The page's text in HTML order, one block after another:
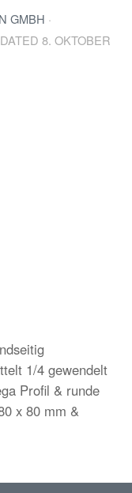
GMBH ·
8. OKTOBER
1/4 gewendelt
Profil & runde
x 80 mm &